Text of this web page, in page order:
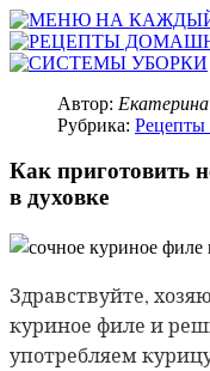
Автор: Екатерина
Рубрика:
Как приготовить
в духовке
Здравствуйте,
куриное филе и
употребляем